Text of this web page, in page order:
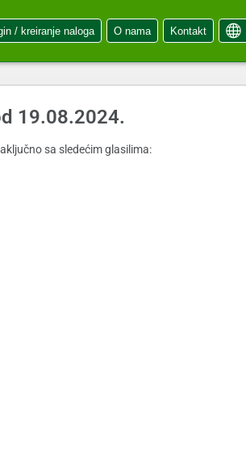
/ kreiranje naloga O nama Kontakt
19.08.2024.
sa sledećim glasilima: